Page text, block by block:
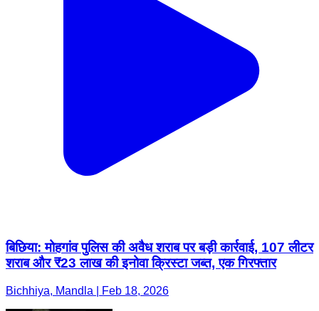
बिछिया: मोहगांव पुलिस की अवैध शराब पर बड़ी कार्रवाई, 107 लीटर
शराब और ₹23 लाख की इनोवा क्रिस्टा जब्त, एक गिरफ्तार
Bichhiya, Mandla | Feb 18, 2026